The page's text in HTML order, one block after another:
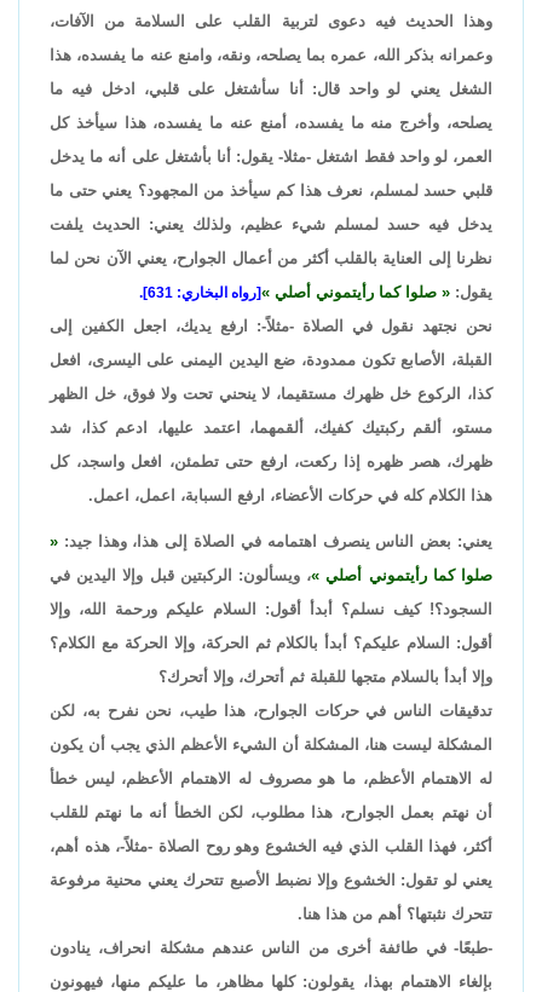
وهذا الحديث فيه دعوى لتربية القلب على السلامة من الآفات،
وعمرانه بذكر الله، عمره بما يصلحه، ونقه، وامنع عنه ما يفسده، هذا
الشغل يعني لو واحد قال: أنا سأشتغل على قلبي، ادخل فيه ما
يصلحه، وأخرج منه ما يفسده، أمنع عنه ما يفسده، هذا سيأخذ كل
العمر، لو واحد فقط اشتغل -مثلا- يقول: أنا بأشتغل على أنه ما يدخل
قلبي حسد لمسلم، نعرف هذا كم سيأخذ من المجهود؟ يعني حتى ما
يدخل فيه حسد لمسلم شيء عظيم، ولذلك يعني: الحديث يلفت
نظرنا إلى العناية بالقلب أكثر من أعمال الجوارح، يعني الآن نحن لما
يقول:
صلوا كما رأيتموني أصلي [رواه البخاري: 631].
نحن نجتهد نقول في الصلاة -مثلاً-: ارفع يديك، اجعل الكفين إلى
القبلة، الأصابع تكون ممدودة، ضع اليدين اليمنى على اليسرى، افعل
كذا، الركوع خل ظهرك مستقيما، لا ينحني تحت ولا فوق، خل الظهر
مستو، ألقم ركبتيك كفيك، ألقمهما، اعتمد عليها، ادعم كذا، شد
ظهرك، هصر ظهره إذا ركعت، ارفع حتى تطمئن، افعل واسجد، كل
هذا الكلام كله في حركات الأعضاء، ارفع السبابة، اعمل، اعمل.
يعني: بعض الناس ينصرف اهتمامه في الصلاة إلى هذا، وهذا جيد:
صلوا كما رأيتموني أصلي
، ويسألون: الركبتين قبل وإلا اليدين في
السجود؟! كيف نسلم؟ أبدأ أقول: السلام عليكم ورحمة الله، وإلا
أقول: السلام عليكم؟ أبدأ بالكلام ثم الحركة، وإلا الحركة مع الكلام؟
وإلا أبدأ بالسلام متجها للقبلة ثم أتحرك، وإلا أتحرك؟
تدقيقات الناس في حركات الجوارح، هذا طيب، نحن نفرح به، لكن
المشكلة ليست هنا، المشكلة أن الشيء الأعظم الذي يجب أن يكون
له الاهتمام الأعظم، ما هو مصروف له الاهتمام الأعظم، ليس خطأ
أن نهتم بعمل الجوارح، هذا مطلوب، لكن الخطأ أنه ما نهتم للقلب
أكثر، فهذا القلب الذي فيه الخشوع وهو روح الصلاة -مثلاً-، هذه أهم،
يعني لو تقول: الخشوع وإلا نضبط الأصبع تتحرك يعني محنية مرفوعة
تتحرك نثبتها؟ أهم من هذا هنا.
-طبعًا- في طائفة أخرى من الناس عندهم مشكلة انحراف، ينادون
بإلغاء الاهتمام بهذا، يقولون: كلها مظاهر، ما عليكم منها، فيهونون